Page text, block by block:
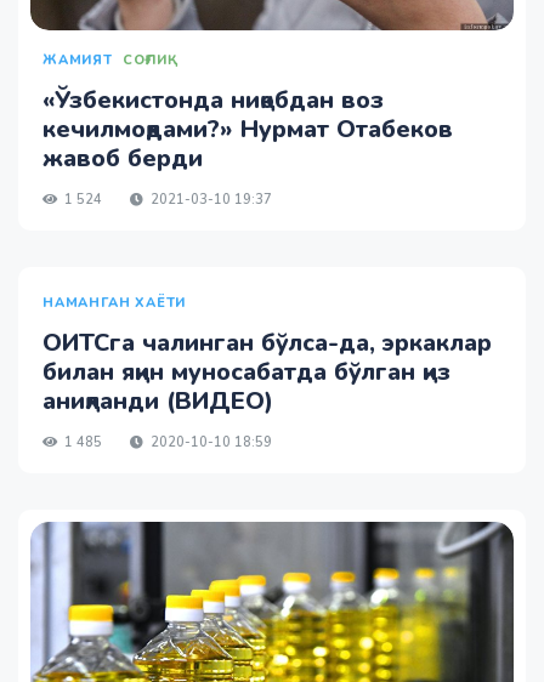
ЖАМИЯТ СОҒЛИҚ
«Ўзбекистонда ниқобдан воз
кечилмоқдами?» Нурмат Отабеков
жавоб берди
1 524 2021-03-10 19:37
НАМАНГАН ХАЁТИ
ОИТСга чалинган бўлса-да, эркаклар
билан яқин муносабатда бўлган қиз
аниқланди (ВИДЕО)
1 485 2020-10-10 18:59